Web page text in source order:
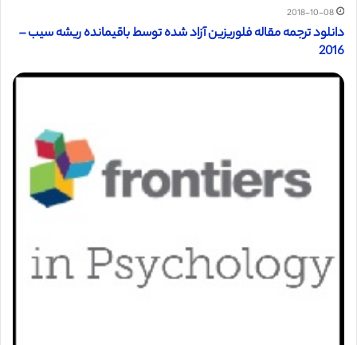
2018-10-08
دانلود ترجمه مقاله فلوریزین آزاد شده توسط باقیمانده ریشه سیب –
2016